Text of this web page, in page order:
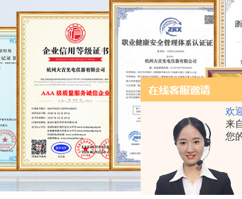
欢
来
您